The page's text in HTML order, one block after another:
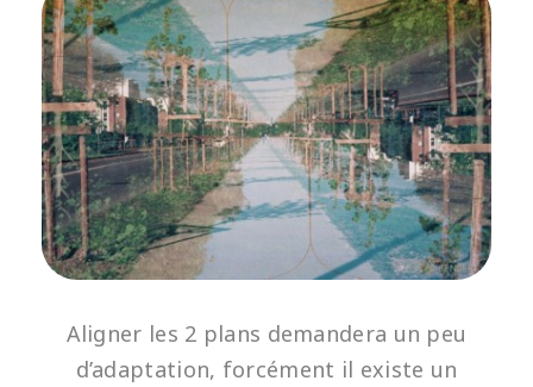
Aligner les 2 plans demandera un peu
d’adaptation, forcément il existe un